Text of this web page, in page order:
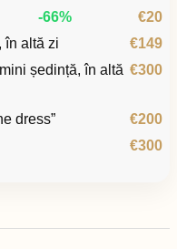
-66%
€20
în altă zi
€149
ședință, în altă €300
dress”
€200
€300